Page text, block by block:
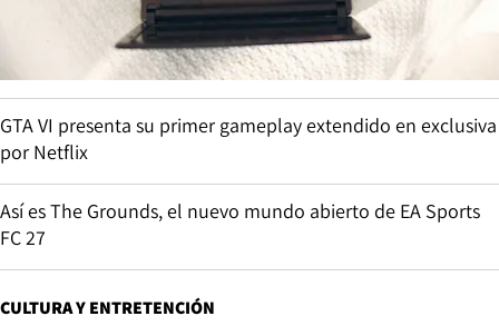
GTA VI presenta su primer gameplay extendido en exclusiva
por Netflix
Así es The Grounds, el nuevo mundo abierto de EA Sports
FC 27
CULTURA Y ENTRETENCIÓN